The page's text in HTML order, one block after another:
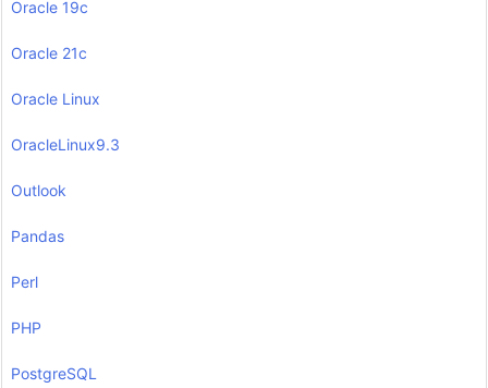
Oracle 19c
Oracle 21c
Oracle Linux
OracleLinux9.3
Outlook
Pandas
Perl
PHP
PostgreSQL